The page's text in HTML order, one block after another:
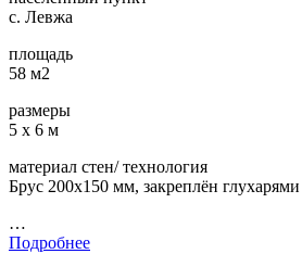
с. Левжа
площадь
58 м2
размеры
5 х 6 м
материал стен/ технология
Брус 200х150 мм, закреплён
…
Подробнее